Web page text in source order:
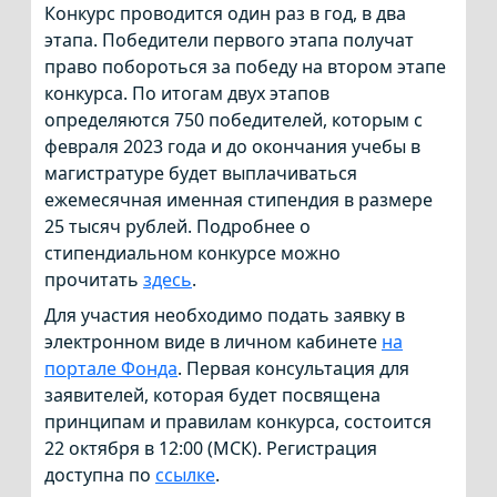
Конкурс проводится один раз в год, в два
этапа. Победители первого этапа получат
право побороться за победу на втором этапе
конкурса. По итогам двух этапов
определяются 750 победителей, которым с
февраля 2023 года и до окончания учебы в
магистратуре будет выплачиваться
ежемесячная именная стипендия в размере
25 тысяч рублей. Подробнее о
стипендиальном конкурсе можно
прочитать здесь.
Для участия необходимо подать заявку в
электронном виде в личном кабинете на
портале Фонда. Первая консультация для
заявителей, которая будет посвящена
принципам и правилам конкурса, состоится
22 октября в 12:00 (МСК). Регистрация
доступна по ссылке.